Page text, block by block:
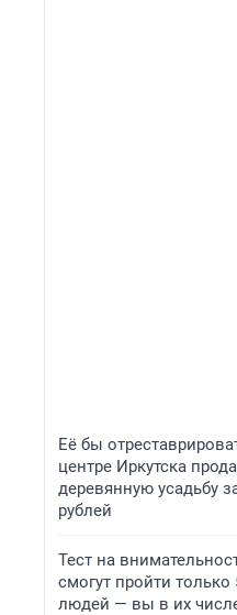
Её бы
центре Иркутска
деревянную усадьбу
рублей
Тест на
смогут пройти только
людей — вы в их